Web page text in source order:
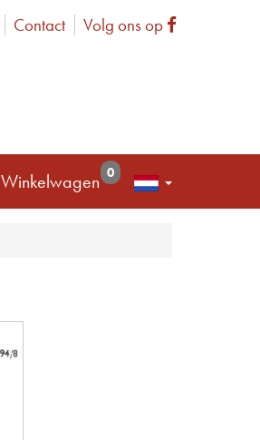
Contact Volg ons op Facebook
Winkelwagen 0